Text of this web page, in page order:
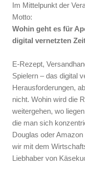
Im Mittelpunkt der
Motto:
Wohin geht es für
digital vernetzten
E-Rezept,
Spielern – das digital
Herausforderungen,
nicht. Wohin wird die
weitergehen, wo
die man sich
Douglas oder
wir mit dem
Liebhaber von